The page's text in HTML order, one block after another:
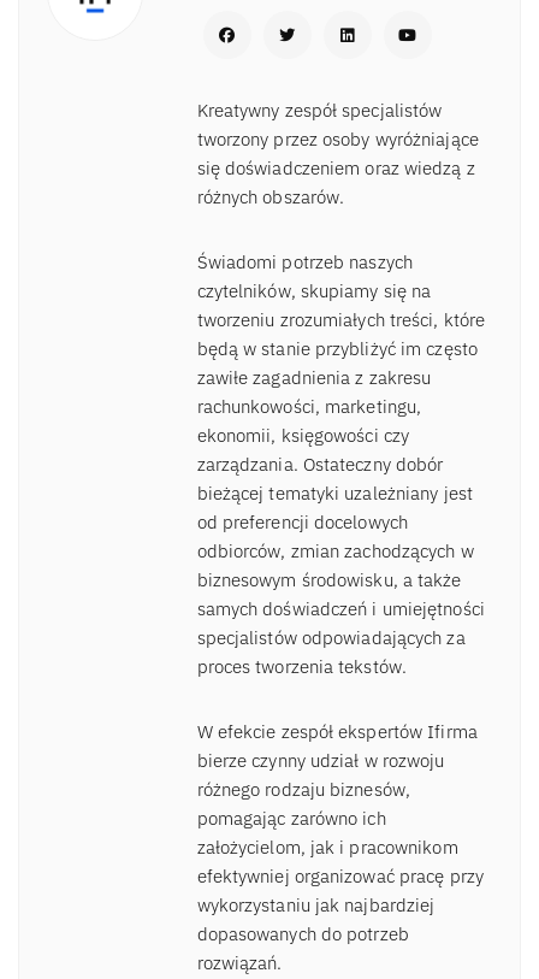
Kreatywny zespół specjalistów
tworzony przez osoby wyróżniające
się doświadczeniem oraz wiedzą z
różnych obszarów.
Świadomi potrzeb naszych
czytelników, skupiamy się na
tworzeniu zrozumiałych treści, które
będą w stanie przybliżyć im często
zawiłe zagadnienia z zakresu
rachunkowości, marketingu,
ekonomii, księgowości czy
zarządzania. Ostateczny dobór
bieżącej tematyki uzależniany jest
od preferencji docelowych
odbiorców, zmian zachodzących w
biznesowym środowisku, a także
samych doświadczeń i umiejętności
specjalistów odpowiadających za
proces tworzenia tekstów.
W efekcie zespół ekspertów Ifirma
bierze czynny udział w rozwoju
różnego rodzaju biznesów,
pomagając zarówno ich
założycielom, jak i pracownikom
efektywniej organizować pracę przy
wykorzystaniu jak najbardziej
dopasowanych do potrzeb
rozwiązań.